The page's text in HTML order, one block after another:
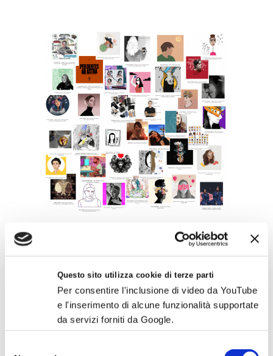
Questo sito utilizza cookie di terze parti
Per consentire l'inclusione di video da YouTube
e l'inserimento di alcune funzionalità supportate
da servizi forniti da Google.
XI EDIZIONE MASTER | 2020-2021
SCOPRI GLI STUDENTI DELL'XI EDIZIONE ›